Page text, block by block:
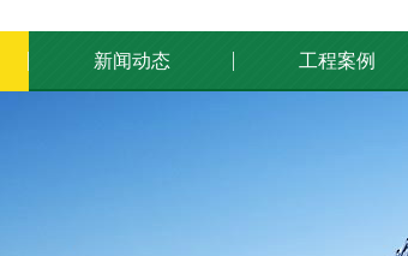
新闻动态 工程案例